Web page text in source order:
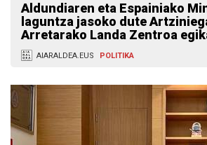
Aldundiaren eta Espainiako
laguntza jasoko dute
Arretarako Landa Zentroa
AIARALDEA.EUS POLITIKA